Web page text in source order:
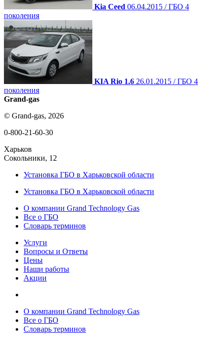
Kia Ceed 06.04.2015 / ГБО 4
поколения
KIA Rio 1.6 26.01.2015 / ГБО 4
поколения
Grand-gas
© Grand-gas, 2026
0-800-21-60-30
Харьков
Сокольники, 12
Установка ГБО в Харьковской области
Установка ГБО в Харьковской области
О компании Grand Technology Gas
Все о ГБО
Словарь терминов
Услуги
Вопросы и Ответы
Цены
Наши работы
Акции
О компании Grand Technology Gas
Все о ГБО
Словарь терминов